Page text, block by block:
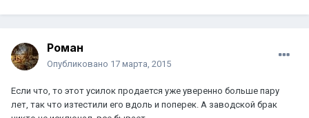
Роман
Опубликовано 17 марта, 2015
Если что, то этот усилок продается уже уверенно больше пару
лет, так что изтестили его вдоль и поперек. А заводской брак